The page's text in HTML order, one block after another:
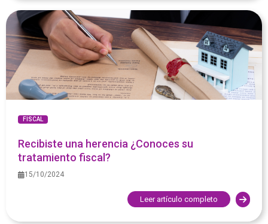
FISCAL
Recibiste una herencia ¿Conoces su
tratamiento fiscal?
15/10/2024
Leer artículo completo